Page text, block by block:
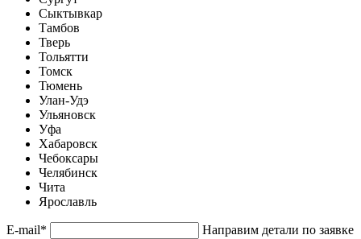
Сыктывкар
Тамбов
Тверь
Тольятти
Томск
Тюмень
Улан-Удэ
Ульяновск
Уфа
Хабаровск
Чебоксары
Челябинск
Чита
Ярославль
E-mail*
Направим детали по заявке